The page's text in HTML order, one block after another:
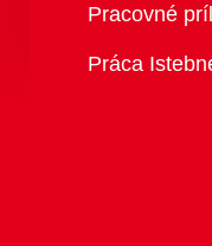
Pracovné
Práca